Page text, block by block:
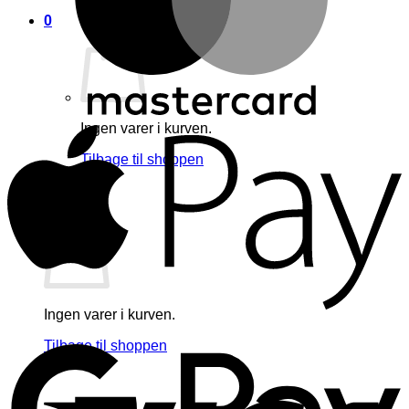
0
Ingen varer i kurven.
Tilbage til shoppen
Ingen varer i kurven.
Tilbage til shoppen